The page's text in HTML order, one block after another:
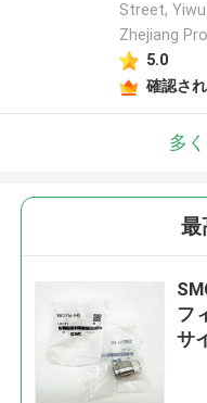
Street,
Zhejiang
5.0
確認さ
多
最
フ
サ